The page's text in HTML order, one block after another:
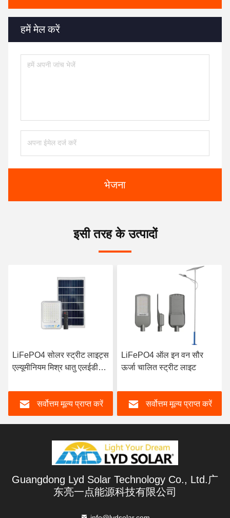
हमें मेल करें
भेजना
इसी तरह के उत्पादों
LiFePO4 सोलर स्ट्रीट लाइट्स
एल्यूमीनियम मिश्र धातु एलईडी
सर्वोत्तम मूल्य प्राप्त करें
LiFePO4 ऑल इन वन सौर
ऊर्जा चालित स्ट्रीट लाइट
सर्वोत्तम मूल्य प्राप्त करें
Guangdong Lyd Solar Technology Co., Ltd.广
东亮一点能源科技有限公司